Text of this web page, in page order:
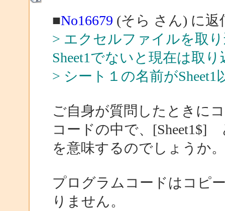
■No16679 (そら さん) に返
> エクセルファイルを取
Sheet1でないと現在は取
> シート１の名前が
ご自身が質問したときに
コードの中で、[Sheet1$]
を意味するのでしょうか。
プログラムコードはコピ
りません。